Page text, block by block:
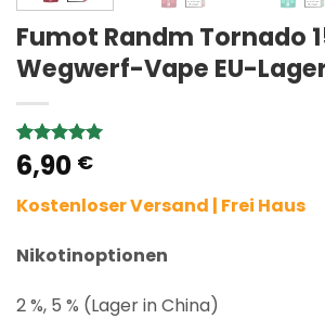
Fumot Randm Tornado
Wegwerf-Vape EU-
Rated5.00
out of 5
2
customer
6,90 €
Kostenloser Versand | Frei Haus
Nikotinoptionen
2 %, 5 % (Lager in China)